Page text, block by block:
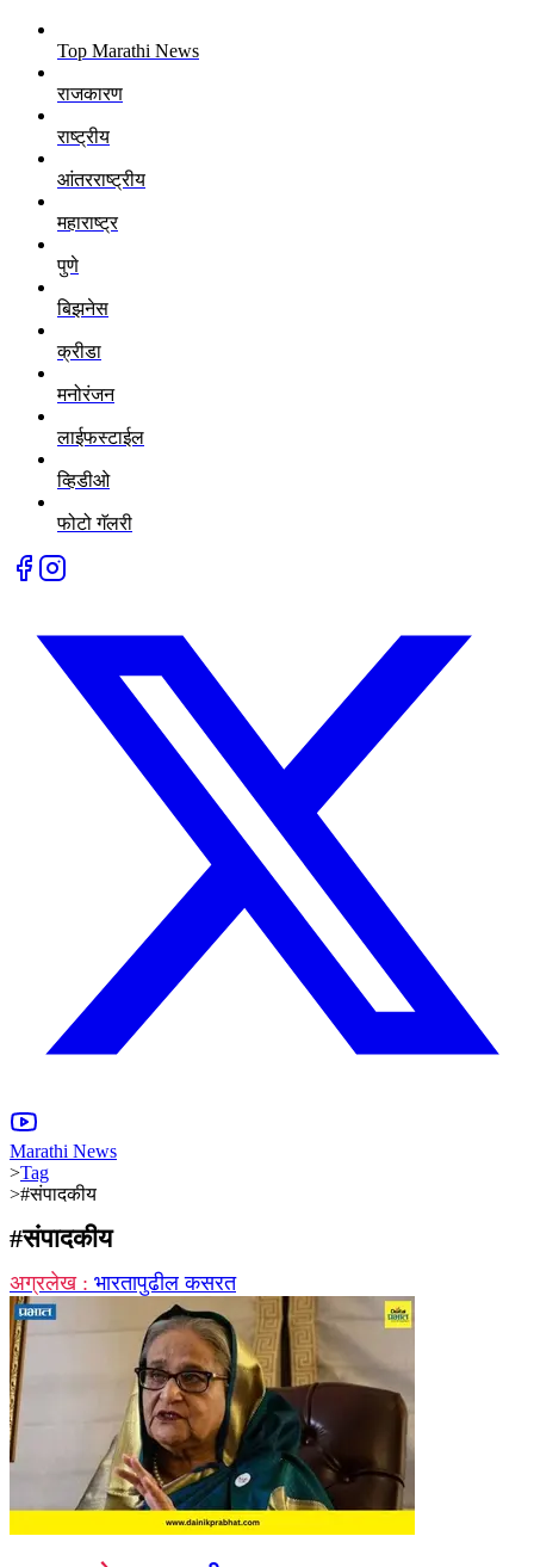
Top Marathi News
राजकारण
राष्ट्रीय
आंतरराष्ट्रीय
महाराष्ट्र
पुणे
बिझनेस
क्रीडा
मनोरंजन
लाईफस्टाईल
व्हिडीओ
फोटो गॅलरी
Marathi News
>Tag
>#संपादकीय
#संपादकीय
अग्रलेख : भारतापुढील कसरत